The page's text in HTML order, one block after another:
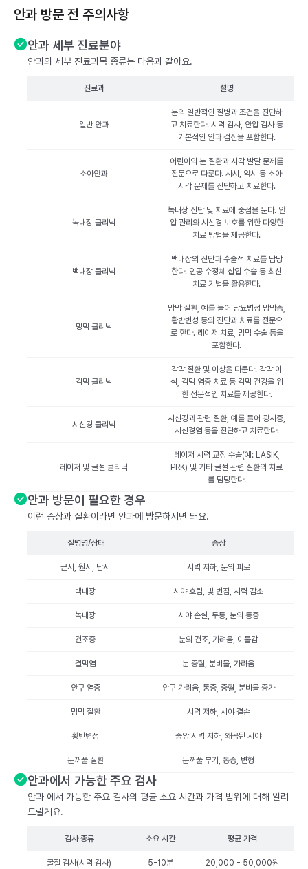
안과 방문 전 주의사항
안과 세부 진료분야
안과의 세부 진료과목 종류는 다음과 같아요.
진료과 설명
일반 안과
눈의 일반적인 질병과 조건을 진단하
고 치료한다. 시력 검사, 안압 검사 등
기본적인 안과 검진을 포함한다.
소아안과
어린이의 눈 질환과 시각 발달 문제를
전문으로 다룬다. 사시, 약시 등 소아
시각 문제를 진단하고 치료한다.
녹내장 클리닉
녹내장 진단 및 치료에 중점을 둔다. 안
압 관리와 시신경 보호를 위한 다양한
치료 방법을 제공한다.
백내장 클리닉
백내장의 진단과 수술적 치료를 담당
한다. 인공 수정체 삽입 수술 등 최신
치료 기법을 활용한다.
망막 클리닉
망막 질환, 예를 들어 당뇨병성 망막증,
황반변성 등의 진단과 치료를 전문으
로 한다. 레이저 치료, 망막 수술 등을
포함한다.
각막 클리닉
각막 질환 및 이상을 다룬다. 각막 이
식, 각막 염증 치료 등 각막 건강을 위
한 전문적인 치료를 제공한다.
시신경 클리닉
시신경과 관련 질환, 예를 들어 광시증,
시신경염 등을 진단하고 치료한다.
레이저 및 굴절 클리닉
레이저 시력 교정 수술(예: LASIK,
PRK) 및 기타 굴절 관련 질환의 치료
를 담당한다.
안과 방문이 필요한 경우
이런 증상과 질환이라면 안과에 방문하시면 돼요.
질병명/상태 증상
근시, 원시, 난시 시력 저하, 눈의 피로
백내장 시야 흐림, 빛 번짐, 시력 감소
녹내장 시야 손실, 두통, 눈의 통증
건조증 눈의 건조, 가려움, 이물감
결막염 눈 충혈, 분비물, 가려움
안구 염증 안구 가려움, 통증, 충혈, 분비물 증가
망막 질환 시력 저하, 시야 결손
황반변성 중앙 시력 저하, 왜곡된 시야
눈꺼풀 질환 눈꺼풀 부기, 통증, 변형
안과에서 가능한 주요 검사
안과 에서 가능한 주요 검사의 평균 소요 시간과 가격 범위에 대해 알려
드릴게요.
검사 종류 소요 시간 평균 가격
굴절 검사(시력 검사) 5-10분 20,000 - 50,000원